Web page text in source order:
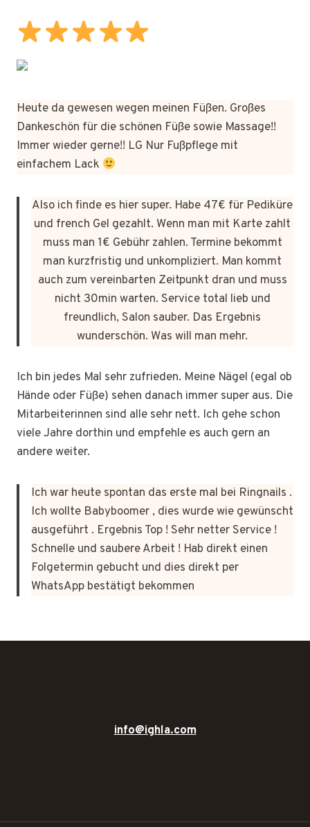
Heute da gewesen wegen meinen Füßen. Großes
Dankeschön für die schönen Füße sowie Massage!!
Immer wieder gerne!! LG Nur Fußpflege mit
einfachem Lack
Also ich finde es hier super. Habe 47€ für Pediküre
und french Gel gezahlt. Wenn man mit Karte zahlt
muss man 1€ Gebühr zahlen. Termine bekommt
man kurzfristig und unkompliziert. Man kommt
auch zum vereinbarten Zeitpunkt dran und muss
nicht 30min warten. Service total lieb und
freundlich, Salon sauber. Das Ergebnis
wunderschön. Was will man mehr.
Ich bin jedes Mal sehr zufrieden. Meine Nägel (egal ob
Hände oder Füße) sehen danach immer super aus. Die
Mitarbeiterinnen sind alle sehr nett. Ich gehe schon
viele Jahre dorthin und empfehle es auch gern an
andere weiter.
Ich war heute spontan das erste mal bei Ringnails .
Ich wollte Babyboomer , dies wurde wie gewünscht
ausgeführt . Ergebnis Top ! Sehr netter Service !
Schnelle und saubere Arbeit ! Hab direkt einen
Folgetermin gebucht und dies direkt per
WhatsApp bestätigt bekommen
info@ighla.com